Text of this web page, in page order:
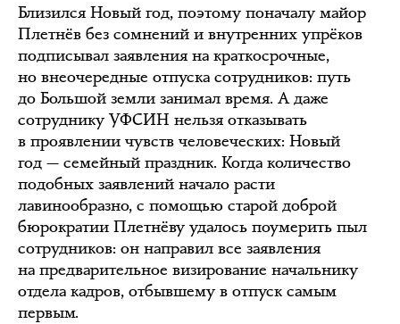
Близился Новый год, поэтому поначалу майор
Плетнёв без сомнений и внутренних упрёков
подписывал заявления на краткосрочные,
но внеочередные отпуска сотрудников: путь
до Большой земли занимал время. А даже
сотруднику УФСИН нельзя отказывать
в проявлении чувств человеческих: Новый
год — семейный праздник. Когда количество
подобных заявлений начало расти
лавинообразно, с помощью старой доброй
бюрократии Плетнёву удалось поумерить пыл
сотрудников: он направил все заявления
на предварительное визирование начальнику
отдела кадров, отбывшему в отпуск самым
первым.